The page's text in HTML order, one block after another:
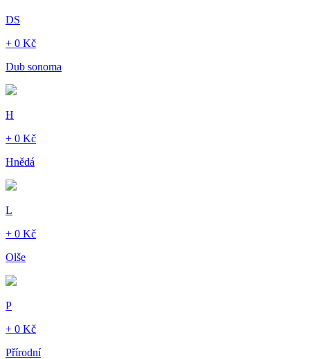
DS
+ 0 Kč
Dub sonoma
H
+ 0 Kč
Hnědá
L
+ 0 Kč
Olše
P
+ 0 Kč
Přírodní